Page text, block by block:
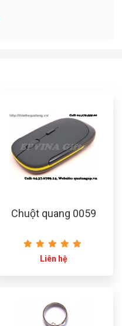
Chuột quang 0059
Liên hệ